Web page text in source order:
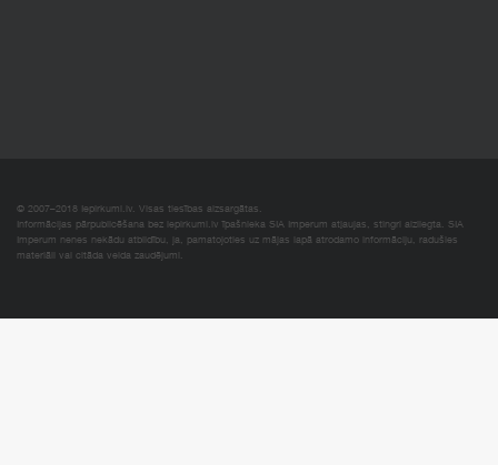
© 2007–2018 Iepirkumi.lv. Visas tiesības aizsargātas.
Informācijas pārpublicēšana bez iepirkumi.lv īpašnieka SIA Imperum atļaujas, stingri aizliegta. SIA
Imperum nenes nekādu atbildību, ja, pamatojoties uz mājas lapā atrodamo informāciju, radušies
materiāli vai citāda veida zaudējumi.